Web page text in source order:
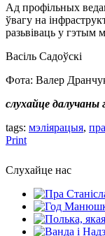
Ад профільных
ўвагу на
разьвіваць у гэтым
Васіль Садоўскі
Фота: Валер
слухайце далучаны
tags: мэліярацыя,
Print
Слухайце нас